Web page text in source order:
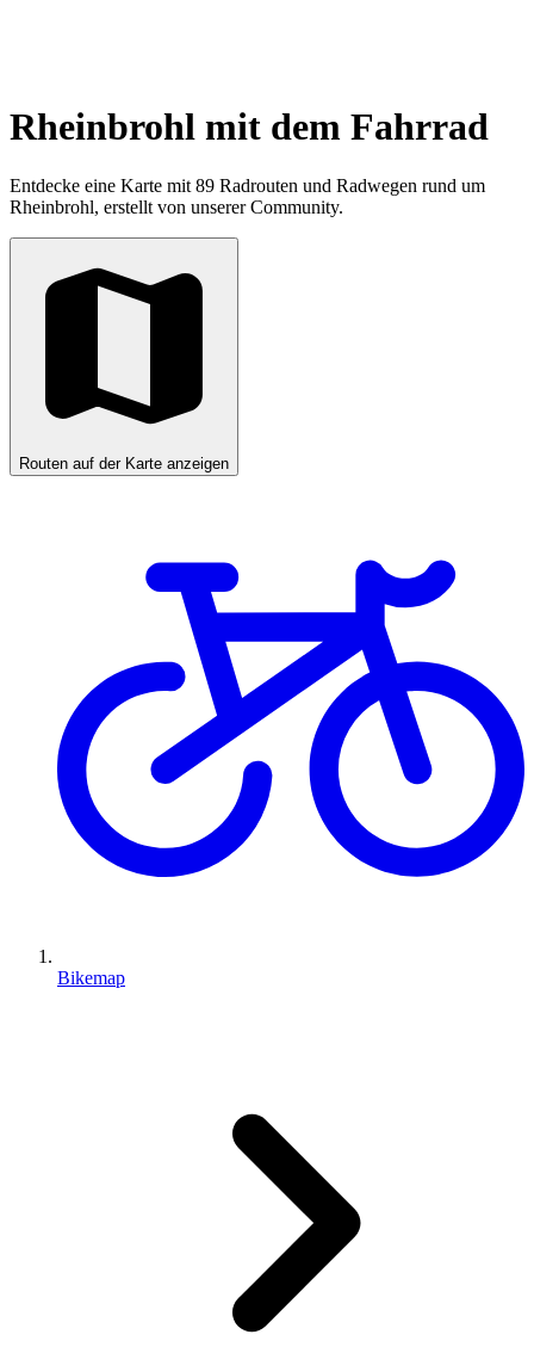
Rheinbrohl mit dem Fahrrad
Entdecke eine Karte mit 89 Radrouten und Radwegen rund um
Rheinbrohl, erstellt von unserer Community.
Routen auf der Karte anzeigen
Bikemap